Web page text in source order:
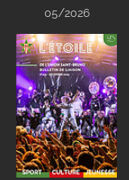
05/2026